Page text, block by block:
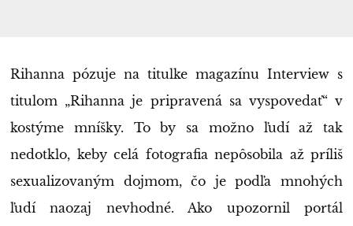
Rihanna pózuje na titulke magazínu Interview s
titulom „Rihanna je pripravená sa vyspovedať“ v
kostýme mníšky. To by sa možno ľudí až tak
nedotklo, keby celá fotografia nepôsobila až príliš
sexualizovaným dojmom, čo je podľa mnohých
ľudí naozaj nevhodné. Ako upozornil portál